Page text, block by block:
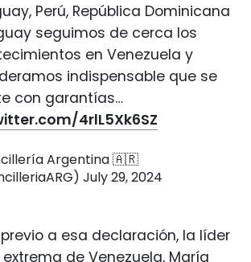
Perú, República Dominicana
seguimos de cerca los
en Venezuela y
indispensable que se
con garantías…
4rlL5Xk6SZ
Argentina 🇦🇷
July 29, 2024
a esa declaración, la líder
de Venezuela, María